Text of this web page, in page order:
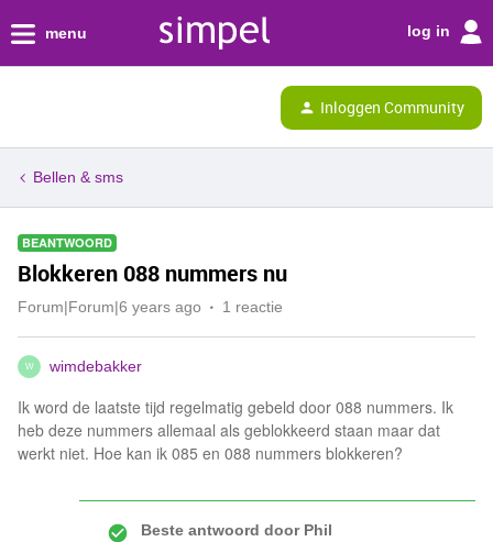
menu log in
Inloggen Community
Bellen & sms
BEANTWOORD
Blokkeren 088 nummers nu
Forum|Forum|6 years ago 1 reactie
W wimdebakker
Ik word de laatste tijd regelmatig gebeld door 088 nummers. Ik
heb deze nummers allemaal als geblokkeerd staan maar dat
werkt niet. Hoe kan ik 085 en 088 nummers blokkeren?
Beste antwoord doorPhil